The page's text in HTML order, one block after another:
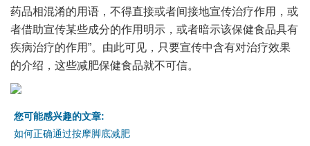
药品相混淆的用语，不得直接或者间接地宣传治疗作用，或
者借助宣传某些成分的作用明示，或者暗示该保健食品具有
疾病治疗的作用”。由此可见，只要宣传中含有对治疗效果
的介绍，这些减肥保健食品就不可信。
您可能感兴趣的文章:
如何正确通过按摩脚底减肥